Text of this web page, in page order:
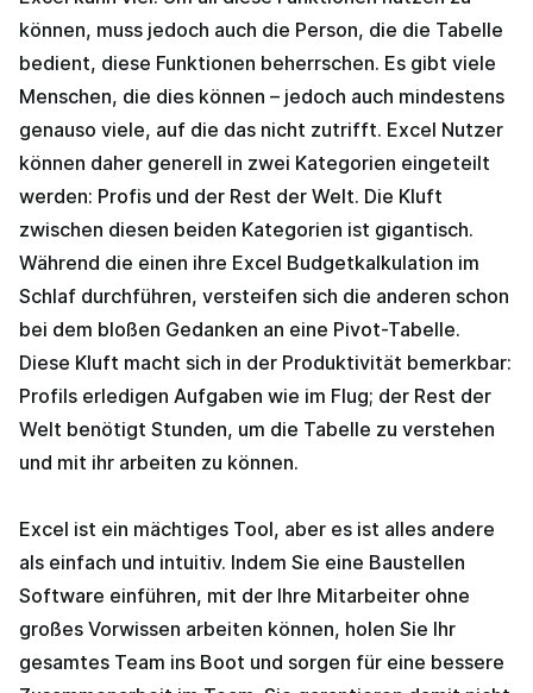
können, muss jedoch auch die Person, die die Tabelle
bedient, diese Funktionen beherrschen. Es gibt viele
Menschen, die dies können – jedoch auch mindestens
genauso viele, auf die das nicht zutrifft. Excel Nutzer
können daher generell in zwei Kategorien eingeteilt
werden: Profis und der Rest der Welt. Die Kluft
zwischen diesen beiden Kategorien ist gigantisch.
Während die einen ihre Excel Budgetkalkulation im
Schlaf durchführen, versteifen sich die anderen schon
bei dem bloßen Gedanken an eine Pivot-Tabelle.
Diese Kluft macht sich in der Produktivität bemerkbar:
Profils erledigen Aufgaben wie im Flug; der Rest der
Welt benötigt Stunden, um die Tabelle zu verstehen
und mit ihr arbeiten zu können.
Excel ist ein mächtiges Tool, aber es ist alles andere
als einfach und intuitiv. Indem Sie eine Baustellen
Software einführen, mit der Ihre Mitarbeiter ohne
großes Vorwissen arbeiten können, holen Sie Ihr
gesamtes Team ins Boot und sorgen für eine bessere